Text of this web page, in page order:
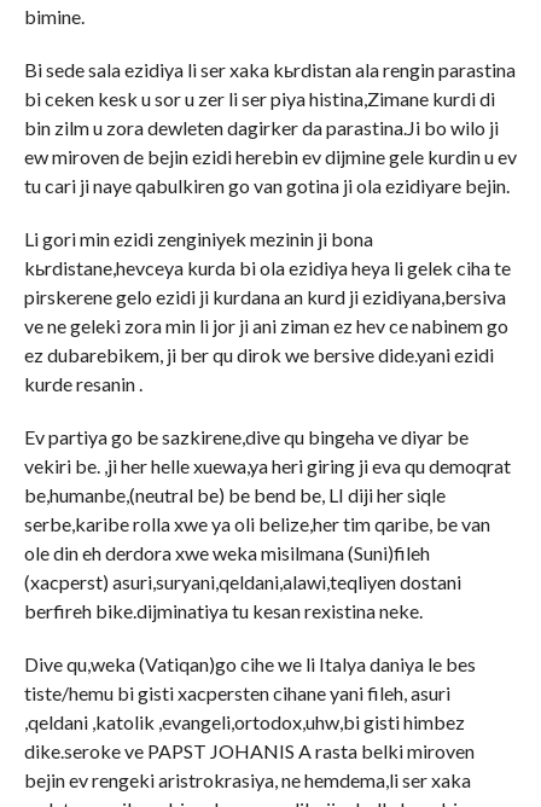
bimine.
Bi sede sala ezidiya li ser xaka kьrdistan ala rengin parastina
bi ceken kesk u sor u zer li ser piya histina,Zimane kurdi di
bin zilm u zora dewleten dagirker da parastina.Ji bo wilo ji
ew miroven de bejin ezidi herebin ev dijmine gele kurdin u ev
tu cari ji naye qabulkiren go van gotina ji ola ezidiyare bejin.
Li gori min ezidi zenginiyek mezinin ji bona
kьrdistane,hevceya kurda bi ola ezidiya heya li gelek ciha te
pirskerene gelo ezidi ji kurdana an kurd ji ezidiyana,bersiva
ve ne geleki zora min li jor ji ani ziman ez hev ce nabinem go
ez dubarebikem, ji ber qu dirok we bersive dide.yani ezidi
kurde resanin .
Ev partiya go be sazkirene,dive qu bingeha ve diyar be
vekiri be. ,ji her helle xuewa,ya heri giring ji eva qu demoqrat
be,humanbe,(neutral be) be bend be, LI diji her siqle
serbe,karibe rolla xwe ya oli belize,her tim qaribe, be van
ole din eh derdora xwe weka misilmana (Suni)fileh
(xacperst) asuri,suryani,qeldani,alawi,teqliyen dostani
berfireh bike.dijminatiya tu kesan rexistina neke.
Dive qu,weka (Vatiqan)go cihe we li Italya daniya le bes
tiste/hemu bi gisti xacpersten cihane yani fileh, asuri
,qeldani ,katolik ,evangeli,ortodox,uhw,bi gisti himbez
dike.seroke ve PAPST JOHANIS A rasta belki miroven
bejin ev rengeki aristrokrasiya, ne hemdema,li ser xaka